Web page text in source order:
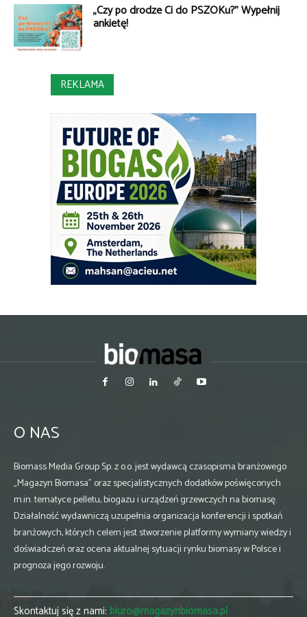
„Czy po drodze Ci do PSZOKu?” Wypełnij
ankietę!
REKLAMA
O NAS
Biomass Media Group Sp. z o.o. jest wydawcą czasopisma branżowego
„Magazyn Biomasa” oraz specjalistycznych dodatków poświęconych
m.in. tematyce pelletu, biogazu i urządzeń grzewczych na biomasę.
Działalność wydawniczą uzupełnia organizacja konferencji i spotkań
branżowych, których celem jest stworzenie platformy wymiany wiedzy i
doświadczeń oraz ocena aktualnej sytuacji rynku biomasy w Polsce i
prognoza jego rozwoju.
Skontaktuj się z nami: biuro@magazynbiomasa.pl